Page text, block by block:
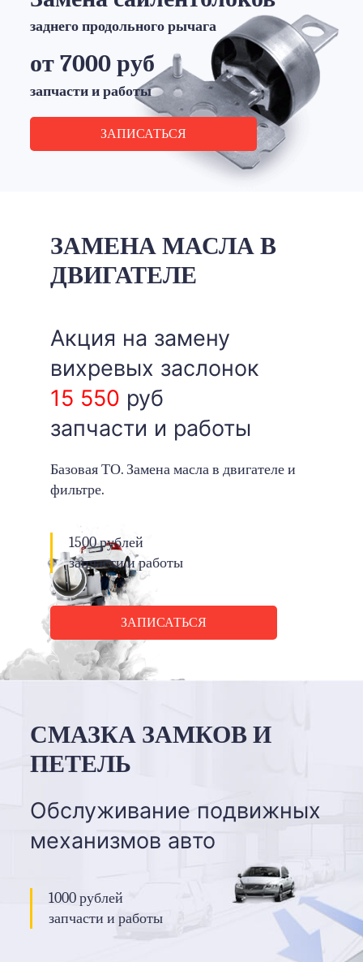
заднего продольного рычага
от 7000 руб
запчасти и работы
ЗАПИСАТЬСЯ
ЗАМЕНА МАСЛА В
ДВИГАТЕЛЕ
Акция на замену
вихревых заслонок
15 550 руб
запчасти и работы
Базовая ТО. Замена масла в двигателе и
фильтре.
1500 рублей
запчасти и работы
ЗАПИСАТЬСЯ
СМАЗКА ЗАМКОВ И
ПЕТЕЛЬ
Обслуживание подвижных
механизмов авто
1000 рублей
запчасти и работы